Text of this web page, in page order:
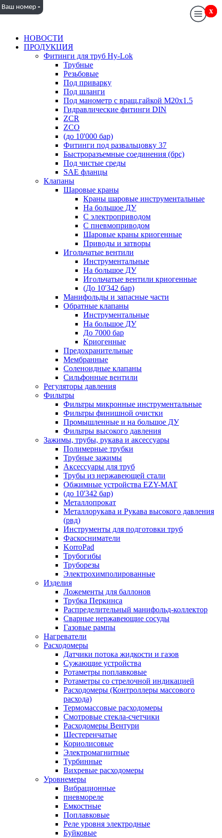
НОВОСТИ
ПРОДУКЦИЯ
Фитинги для труб Hy-Lok
Трубные
Резьбовые
Под приварку
Под шланги
Под манометр с вращ.гайкой M20x1.5
Гидравлические фитинги DIN
ZCR
ZCO
(до 10'000 бар)
Фитинги под развальцовку 37
Быстроразъемные соединения (брс)
Под чистые среды
SAE фланцы
Клапаны
Шаровые краны
Краны шаровые инструментальные
На большое ДУ
С электроприводом
С пневмоприводом
Шаровые краны криогенные
Приводы и затворы
Игольчатые вентили
Инструментальные
На большое ДУ
Игольчатые вентили криогенные
(До 10'342 бар)
Манифольды и запасные части
Обратные клапаны
Инструментальные
На большое ДУ
До 7000 бар
Криогенные
Предохранительные
Мембранные
Соленоидные клапаны
Сильфонные вентили
Регуляторы давления
Фильтры
Фильтры микронные инструментальные
Фильтры финишной очистки
Промышленные и на большое ДУ
Фильтры высокого давления
Зажимы, трубы, рукава и аксессуары
Полимерные трубки
Трубные зажимы
Аксессуары для труб
Трубы из нержавеющей стали
Обжимные устройства EZY-MAT
(до 10'342 бар)
Металлопрокат
Металлорукава и Рукава высокого давления
(рвд)
Инструменты для подготовки труб
Фаскосниматели
KorroPad
Трубогибы
Труборезы
Электрохимполированные
Изделия
Ложементы для баллонов
Трубка Перкинса
Распределительный манифольд-коллектор
Сварные нержавеющие сосуды
Газовые рампы
Нагреватели
Расходомеры
Датчики потока жидкости и газов
Сужающие устройства
Ротаметры поплавковые
Ротаметры со стрелочной индикацией
Расходомеры (Контроллеры массового
расхода)
Термомассовые расходомеры
Смотровые стекла-счетчики
Расходомеры Вентури
Шестеренчатые
Кориолисовые
Электромагнитные
Турбинные
Вихревые расходомеры
Уровнемеры
Вибрационные
пневмореле
Емкостные
Поплавковые
Реле уровня электродные
Буйковые
x
Ваш номер - x